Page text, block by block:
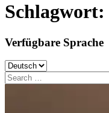
Schlagwort:
Verfügbare Sprache
Verfügbare
Sprache